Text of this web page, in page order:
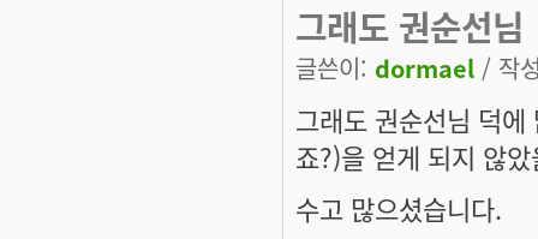
그래도 권순선님
글쓴이: dormael / 작
그래도 권순선님 덕
죠?)을 얻게 되지 않
수고 많으셨습니다.